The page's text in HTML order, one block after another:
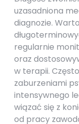
uzasadniona
diagnozie.
regularnie
oraz
w terapii.
zaburzeniami
intensywnego
wiązać się z
od pracy